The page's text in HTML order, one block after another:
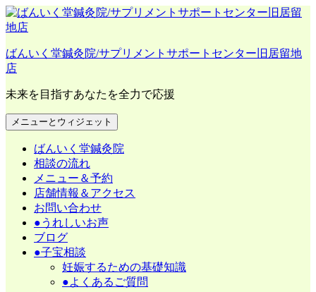
コ
ン
ン
ツ
へ
ス
キ
ッ
ばんいく堂鍼灸院/サプリメントサポートセンター旧居留地
店
未来を目指すあなたを全力で応援
メニューとウィジェット
ばんいく堂鍼灸院
相談の流れ
メニュー＆予約
店舗情報＆アクセス
お問い合わせ
●うれしいお声
ブログ
●子宝相談
妊娠するための基礎知識
●よくあるご質問